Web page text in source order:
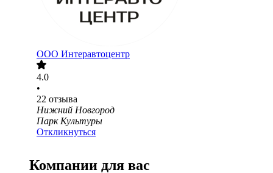
ООО Интеравтоцентр
4.0
•
22 отзыва
Нижний Новгород
Парк Культуры
Откликнуться
Компании для вас